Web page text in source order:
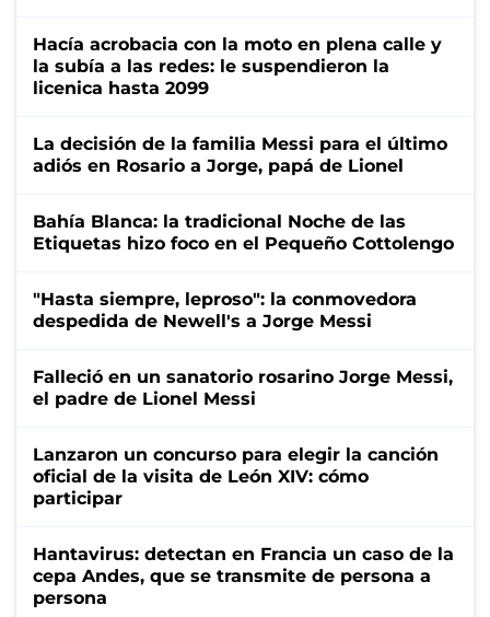
Hacía acrobacia con la moto en plena calle y
la subía a las redes: le suspendieron la
licenica hasta 2099
La decisión de la familia Messi para el último
adiós en Rosario a Jorge, papá de Lionel
Bahía Blanca: la tradicional Noche de las
Etiquetas hizo foco en el Pequeño Cottolengo
"Hasta siempre, leproso": la conmovedora
despedida de Newell's a Jorge Messi
Falleció en un sanatorio rosarino Jorge Messi,
el padre de Lionel Messi
Lanzaron un concurso para elegir la canción
oficial de la visita de León XIV: cómo
participar
Hantavirus: detectan en Francia un caso de la
cepa Andes, que se transmite de persona a
persona